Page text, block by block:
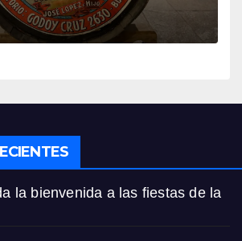
la bienvenida a las fiestas de la